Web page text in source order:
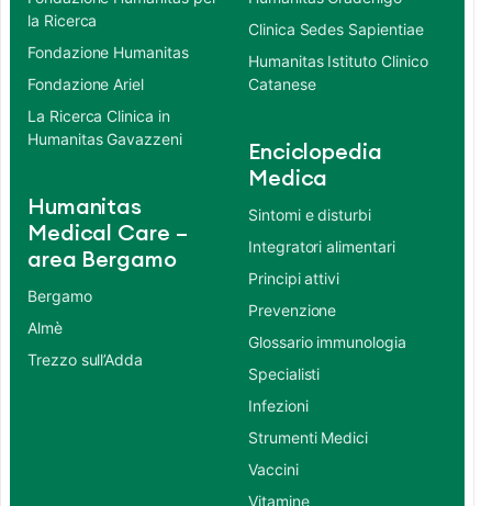
la Ricerca
Fondazione Humanitas
Fondazione Ariel
La Ricerca Clinica in
Humanitas Gavazzeni
Humanitas
Medical Care –
area Bergamo
Bergamo
Almè
Trezzo sull’Adda
Clinica Sedes Sapientiae
Humanitas Istituto Clinico
Catanese
Enciclopedia
Medica
Sintomi e disturbi
Integratori alimentari
Principi attivi
Prevenzione
Glossario immunologia
Specialisti
Infezioni
Strumenti Medici
Vaccini
Vitamine